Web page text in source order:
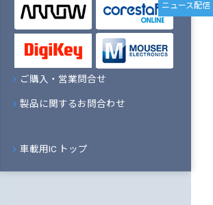
ニュース配信
ご購入・営業問合せ
製品に関するお問合わせ
車載用IC トップ